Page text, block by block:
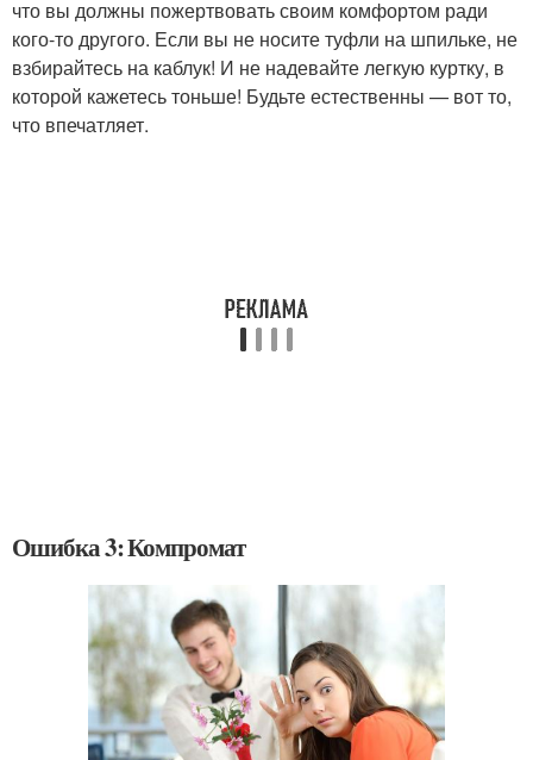
что вы должны пожертвовать своим комфортом ради
кого-то другого. Если вы не носите туфли на шпильке, не
взбирайтесь на каблук! И не надевайте легкую куртку, в
которой кажетесь тоньше! Будьте естественны — вот то,
что впечатляет.
Ошибка 3: Компромат